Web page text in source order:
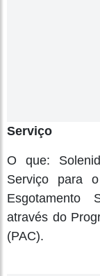
Serviço
O que:
Serviço para
Esgotamento
através do
(PAC).